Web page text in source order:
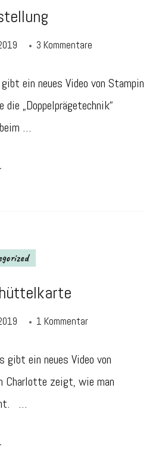
3 Kommentare
SU-
Video
ein neues Video von Stampin
„Doppelprägetechnik“
…
1 Kommentarzu
Schüttelkarte
ein neues Video von
Charlotte zeigt, wie man
…